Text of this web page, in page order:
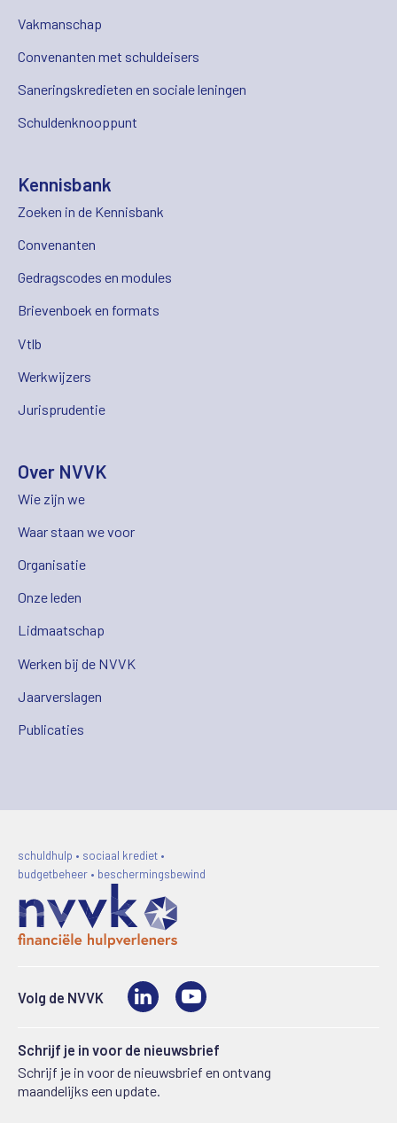
Vakmanschap
Convenanten met schuldeisers
Saneringskredieten en sociale leningen
Schuldenknooppunt
Kennisbank
Zoeken in de Kennisbank
Convenanten
Gedragscodes en modules
Brievenboek en formats
Vtlb
Werkwijzers
Jurisprudentie
Over NVVK
Wie zijn we
Waar staan we voor
Organisatie
Onze leden
Lidmaatschap
Werken bij de NVVK
Jaarverslagen
Publicaties
schuldhulp • sociaal krediet •
budgetbeheer • beschermingsbewind
Volg de NVVK LinkedIn
Schrijf je in voor de nieuwsbrief
Schrijf je in voor de nieuwsbrief en ontvang
maandelijks een update.